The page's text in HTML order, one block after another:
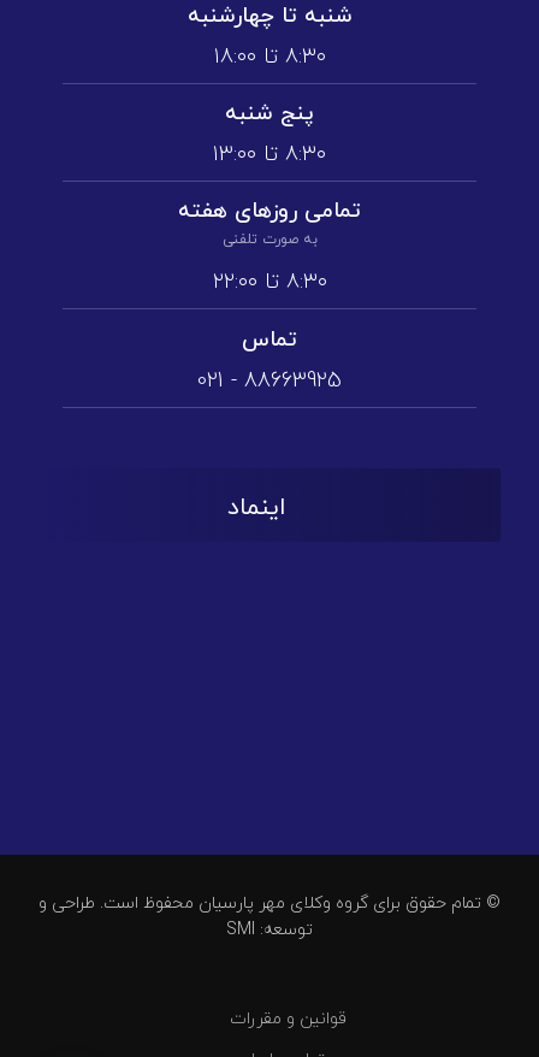
شنبه تا چهارشنبه
۸:۳۰ تا ۱۸:۰۰
پنج شنبه
۸:۳۰ تا ۱3:۰۰
تمامی روز‌های هفته
به صورت تلفنی
۸:۳۰ تا ۲۲:۰۰
تماس
88663925 - 021
اینماد
© تمام حقوق برای گروه وکلای مهر پارسیان محفوظ است. طراحی و
توسعه: SMI
قوانین و مقررات